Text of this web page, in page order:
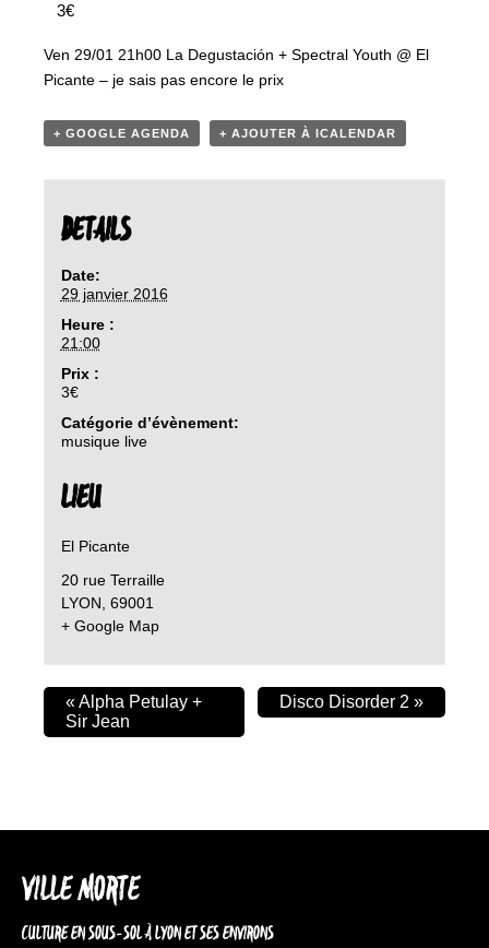
3€
Ven 29/01 21h00 La Degustación + Spectral Youth @ El
Picante – je sais pas encore le prix
+ GOOGLE AGENDA + AJOUTER À ICALENDAR
DETAILS
Date:
29 janvier 2016
Heure :
21:00
Prix :
3€
Catégorie d’évènement:
musique live
LIEU
El Picante
20 rue Terraille
LYON 69001
+ Google Map
«Alpha Petulay +
Sir Jean
Disco Disorder 2 »
VILLE MORTE
CULTURE EN SOUS-SOL À LYON ET SES ENVIRONS